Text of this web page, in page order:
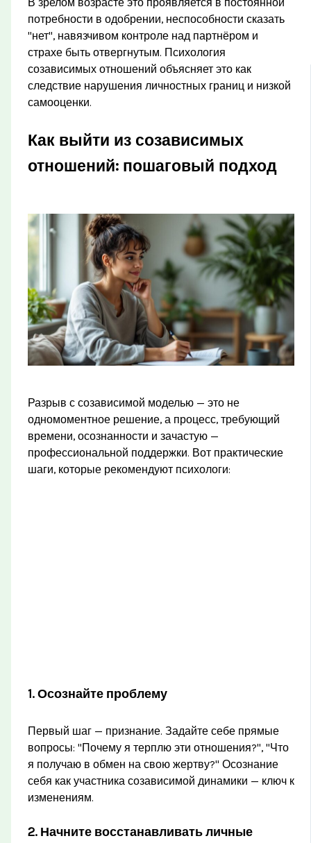
В зрелом возрасте это проявляется в постоянной
потребности в одобрении, неспособности сказать
"нет", навязчивом контроле над партнёром и
страхе быть отвергнутым. Психология
созависимых отношений объясняет это как
следствие нарушения личностных границ и низкой
самооценки.
Как выйти из созависимых
отношений: пошаговый подход
Разрыв с созависимой моделью — это не
одномоментное решение, а процесс, требующий
времени, осознанности и зачастую —
профессиональной поддержки. Вот практические
шаги, которые рекомендуют психологи:
1. Осознайте проблему
Первый шаг — признание. Задайте себе прямые
вопросы: "Почему я терплю эти отношения?", "Что
я получаю в обмен на свою жертву?" Осознание
себя как участника созависимой динамики — ключ к
изменениям.
2. Начните восстанавливать личные